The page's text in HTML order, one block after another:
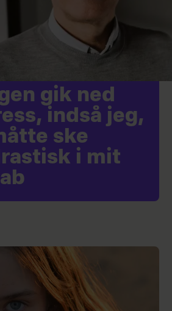
gik ned
indså jeg,
ske
i mit